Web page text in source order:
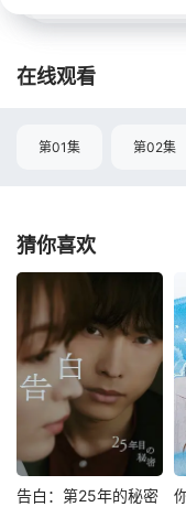
在线观看
第01集 第02集
猜你喜欢
告白：第25年的秘密